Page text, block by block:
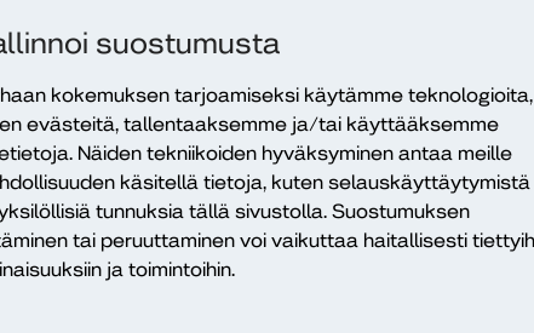
suostumusta
kokemuksen tarjoamiseksi käytämme teknologioita,
evästeitä, tallentaaksemme ja/tai käyttääksemme
Näiden tekniikoiden hyväksyminen antaa meille
käsitellä tietoja, kuten selauskäyttäytymistä
tunnuksia tällä sivustolla. Suostumuksen
tai peruuttaminen voi vaikuttaa haitallisesti
ja toimintoihin.
osarahoitteisen Kokonaisena työssä -hankkeen
aiheesta sekä hankkeessa kehitettyjä ratkaisuja.
asiantuntijoita hankkeesta ja sen verkostoista.
hyödyntämiseen niin sote-alan ammattilaisille,
olisi hyvä tunnistaa kokemuksiin liittyvä
hyödyntämiseen jo opintojensa aikana.
kokemusosaamista ja sen hyödyntämistä kohtaan
Harju sanoo.